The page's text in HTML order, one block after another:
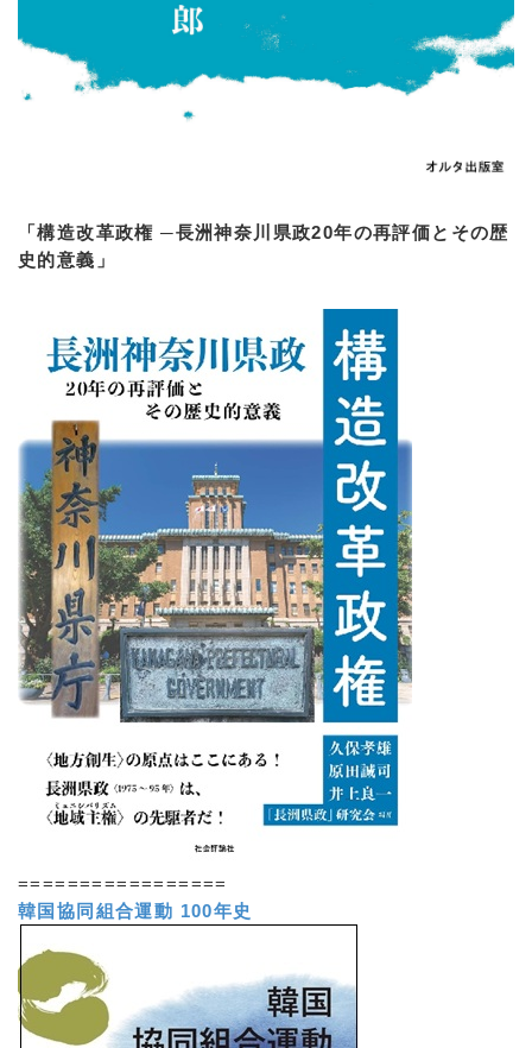
「構造改革政権 ─長洲神奈川県政20年の再評価とその歴
史的意義」
=================
韓国協同組合運動 100年史